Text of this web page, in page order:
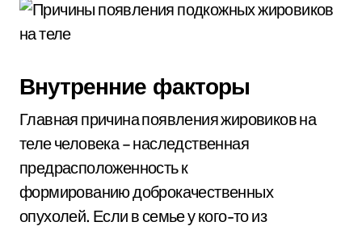
Внутренние факторы
Главная причина появления жировиков на
теле человека – наследственная
предрасположенность к
формированию доброкачественных
опухолей. Если в семье у кого-то из